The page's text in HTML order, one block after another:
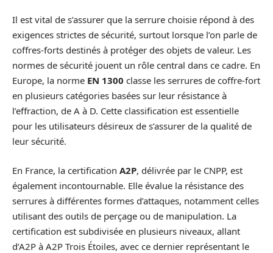
Il est vital de s’assurer que la serrure choisie répond à des
exigences strictes de sécurité, surtout lorsque l’on parle de
coffres-forts destinés à protéger des objets de valeur. Les
normes de sécurité jouent un rôle central dans ce cadre. En
Europe, la norme EN 1300 classe les serrures de coffre-fort
en plusieurs catégories basées sur leur résistance à
l’effraction, de A à D. Cette classification est essentielle
pour les utilisateurs désireux de s’assurer de la qualité de
leur sécurité.
En France, la certification A2P, délivrée par le CNPP, est
également incontournable. Elle évalue la résistance des
serrures à différentes formes d’attaques, notamment celles
utilisant des outils de perçage ou de manipulation. La
certification est subdivisée en plusieurs niveaux, allant
d’A2P à A2P Trois Étoiles, avec ce dernier représentant le